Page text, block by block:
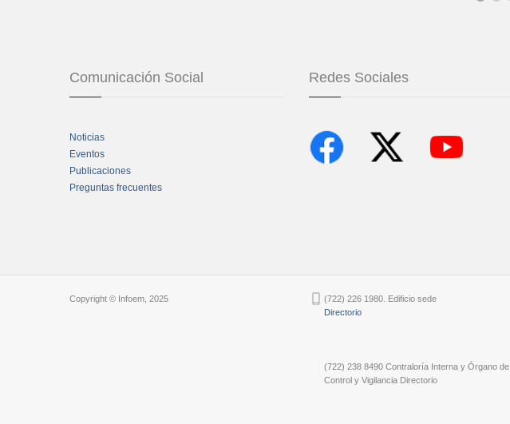
Comunicación Social
Noticias
Eventos
Publicaciones
Preguntas frecuentes
Redes Sociales
Copyright © Infoem, 2025
(722) 226 1980. Edificio sede
Directorio
(722) 238 8490 Contraloría Interna y Órgano de
Control y Vigilancia Directorio